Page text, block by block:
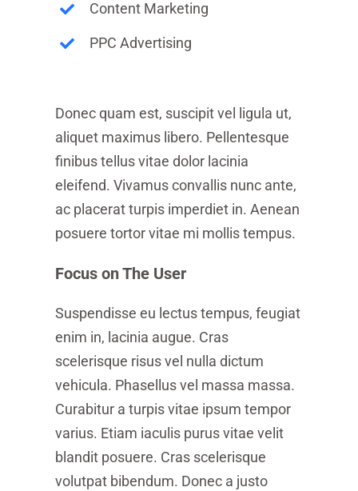
Content Marketing
PPC Advertising
Donec quam est, suscipit vel ligula ut,
aliquet maximus libero. Pellentesque
finibus tellus vitae dolor lacinia
eleifend. Vivamus convallis nunc ante,
ac placerat turpis imperdiet in. Aenean
posuere tortor vitae mi mollis tempus.
Focus on The User
Suspendisse eu lectus tempus, feugiat
enim in, lacinia augue. Cras
scelerisque risus vel nulla dictum
vehicula. Phasellus vel massa massa.
Curabitur a turpis vitae ipsum tempor
varius. Etiam iaculis purus vitae velit
blandit posuere. Cras scelerisque
volutpat bibendum. Donec a justo